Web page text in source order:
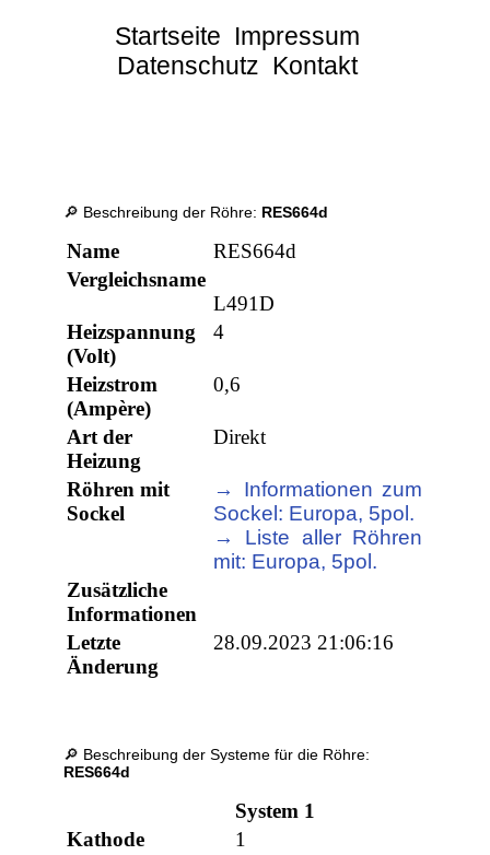
Startseite Impressum
Datenschutz Kontakt
🔎 Beschreibung der Röhre: RES664d
Name
RES664d
Vergleichsname
L491D
Heizspannung
(Volt)
4
Heizstrom
(Ampère)
0,6
Art der
Heizung
Direkt
Röhren mit
Sockel
→ Informationen zum
Sockel: Europa, 5pol.
→ Liste aller Röhren
mit: Europa, 5pol.
Zusätzliche
Informationen
Letzte
Änderung
28.09.2023 21:06:16
🔎 Beschreibung der Systeme für die Röhre:
RES664d
System 1
Kathode
1